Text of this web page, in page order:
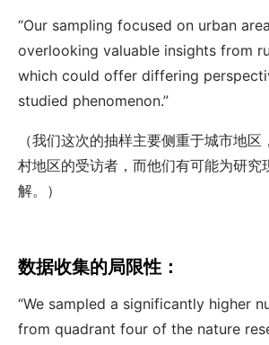
“Our sampling focused on urban
overlooking valuable insights from
which could offer differing
studied phenomenon.”
（我们这次的抽样主要侧重于城市地
村地区的受访者，而他们有可能为研究
解。）
数据收集的局限性：
“We sampled a significantly higher
from quadrant four of the nature